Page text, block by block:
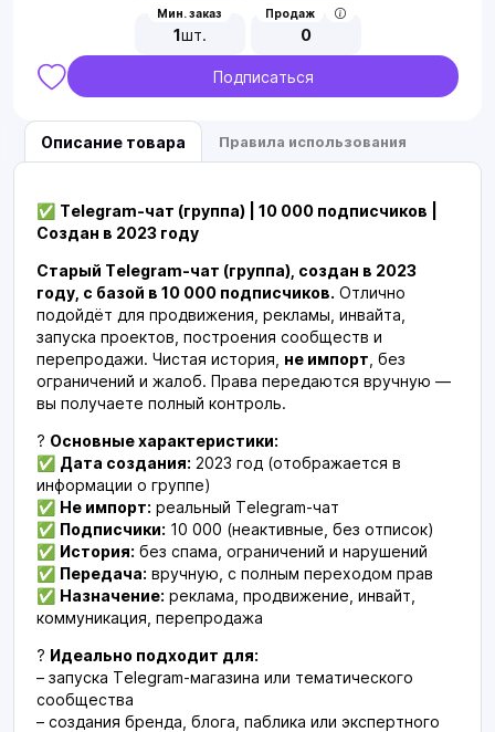
Мин. заказ
1шт.
Продаж
0
Подписаться
Описание товара Правила использования
✅ Telegram-чат (группа) | 10 000 подписчиков |
Создан в 2023 году
Старый Telegram-чат (группа), создан в 2023
году, с базой в 10 000 подписчиков. Отлично
подойдёт для продвижения, рекламы, инвайта,
запуска проектов, построения сообществ и
перепродажи. Чистая история, не импорт , без
ограничений и жалоб. Права передаются вручную —
вы получаете полный контроль.
? Основные характеристики:
✅ Дата создания: 2023 год (отображается в
информации о группе)
✅ Не импорт: реальный Telegram-чат
✅ Подписчики: 10 000 (неактивные, без отписок)
✅ История: без спама, ограничений и нарушений
✅ Передача: вручную, с полным переходом прав
✅ Назначение: реклама, продвижение, инвайт,
коммуникация, перепродажа
? Идеально подходит для:
– запуска Telegram-магазина или тематического
сообщества
– создания бренда, блога, паблика или экспертного